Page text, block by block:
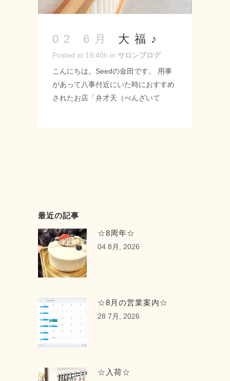
曜日 ホームページURL: https://seed-
Facebook：
https://www.facebook.com/seedhairsalon/
#緑区 #神の倉 #シード #seed #美容師
#理容師 #床屋 #スタイリスト #カット
#シェービング #トリートメント #差し
02 6月 大福♪
Posted at 19:40h in サロンブログ
こんにちは。Seedの金田です。 用事
があって八事付近にいた時におすすめ
されたお店「弁才天（べんざいて
------------------ Seed-シード- 〒 名古
屋市緑区神の倉3-2 Tel 052-715-
9733 営業時間 9：00～19：00 定休
日 月曜・第2第3火曜日 URL:
https://seed-salon.com/ #緑区 #神の倉
サロン #スタイリスト #カット #縮毛
矯正 #弁才天 #フルーツ大福 ...
最近の記事
☆8周年☆
04 8月, 2026
☆8月の営業案内☆
28 7月, 2026
☆入荷☆